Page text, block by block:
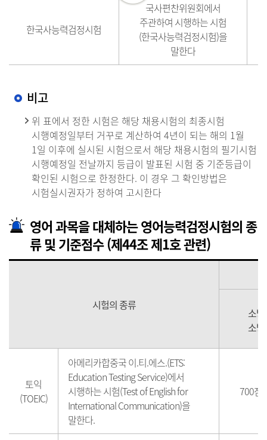
한국사능력검정시험
국사편찬위원회에서
주관하여 시행하는 시험
(한국사능력검정시험)을
말한다
비고
위 표에서 정한 시험은 해당 채용시험의 최종시험
시행예정일부터 거꾸로 계산하여 4년이 되는 해의 1월
1일 이후에 실시된 시험으로서 해당 채용시험의 필기시험
시행예정일 전날까지 등급이 발표된 시험 중 기준등급이
확인된 시험으로 한정한다. 이 경우 그 확인방법은
시험실시권자가 정하여 고시한다
영어 과목을 대체하는 영어능력검정시험의 종
류 및 기준점수 (제44조 제1호 관련)
시험의 종류
소방
소방
토익
(TOEIC)
아메리카합중국 이.티.에스.(ETS:
Education Testing Service)에서
시행하는 시험(Test of English for
International Communication)을
말한다.
700점